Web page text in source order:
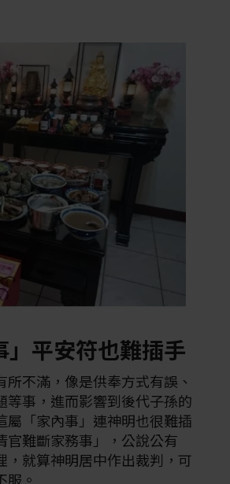
」平安符也難插手
所不滿，像是供奉方式有誤、
等事，進而影響到後代子孫的
屬「家內事」連神明也很難插
官難斷家務事」，公說公有
，就算神明居中作出裁判，可
服。